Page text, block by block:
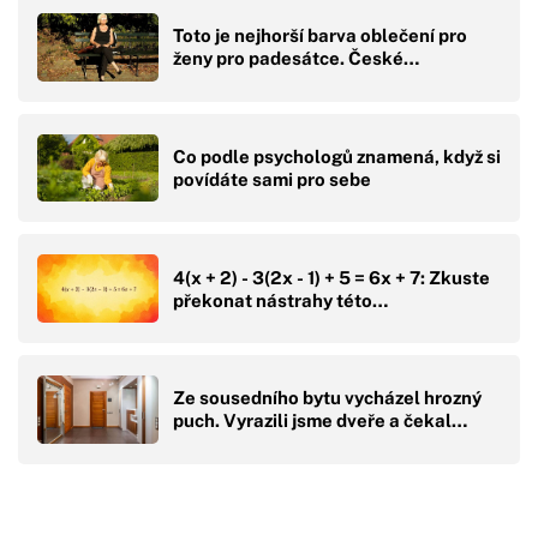
Toto je nejhorší barva oblečení pro
ženy pro padesátce. České…
Co podle psychologů znamená, když si
povídáte sami pro sebe
4(x + 2) - 3(2x - 1) + 5 = 6x + 7: Zkuste
překonat nástrahy této…
Ze sousedního bytu vycházel hrozný
puch. Vyrazili jsme dveře a čekal…